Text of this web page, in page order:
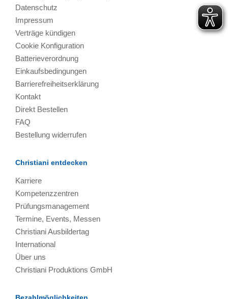
Datenschutz
Impressum
Verträge kündigen
Cookie Konfiguration
Batterieverordnung
Einkaufsbedingungen
Barrierefreiheitserklärung
Kontakt
Direkt Bestellen
FAQ
Bestellung widerrufen
Christiani entdecken
Karriere
Kompetenzzentren
Prüfungsmanagement
Termine, Events, Messen
Christiani Ausbildertag
International
Über uns
Christiani Produktions GmbH